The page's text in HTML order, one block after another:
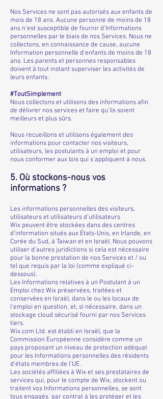
Nos Services ne sont pas autorisés aux enfants de
mois de 18 ans. Aucune personne de moins de 18
ans n'est susceptible de fournir d'Informations
personnelles par le biais de nos Services. Nous ne
collectons, en connaissance de cause, aucune
Information personnelle d'enfants de moins de 18
ans. Les parents et personnes responsables
doivent à tout instant superviser les activités de
leurs enfants.
#ToutSimplement
Nous collectons et utilisons des informations afin
de délivrer nos services et faire qu'ils soient
meilleurs et plus sûrs.
Nous recueillons et utilisons également des
informations pour contacter nos visiteurs,
utilisateurs, les postulants à un emploi et pour
nous conformer aux lois qui s'appliquent à nous.
5. Où stockons-nous vos
informations ?
Les informations personnelles des visiteurs,
utilisateurs et utilisateurs d'utilisateurs
Wix peuvent être stockées dans des centres
d’information situés aux États-Unis, en Irlande, en
Corée du Sud, à Taiwan et en Israël. Nous pouvons
utiliser d'autres juridictions si cela est nécessaire
pour la bonne prestation de nos Services et / ou
tel que requis par la loi (comme expliqué ci-
dessous).
Les Informations relatives à un Postulant à un
Emploi chez Wix préservées, traitées et
conservées en Israël, dans le ou les locaux de
l'emploi en question, et, si nécessaire, dans un
stockage cloud sécurisé fourni par nos Services
tiers.
Wix.com Ltd. est établi en Israël, que la
Commission Européenne considère comme un
pays proposant un niveau de protection adéquat
pour les Informations personnelles des résidents
d'états membres de l’UE.
Les sociétés affiliées à Wix et ses prestataires de
services qui, pour le compte de Wix, stockent ou
traitent vos Informations personnelles, se sont
tous engagés par contrat à les protéger et les